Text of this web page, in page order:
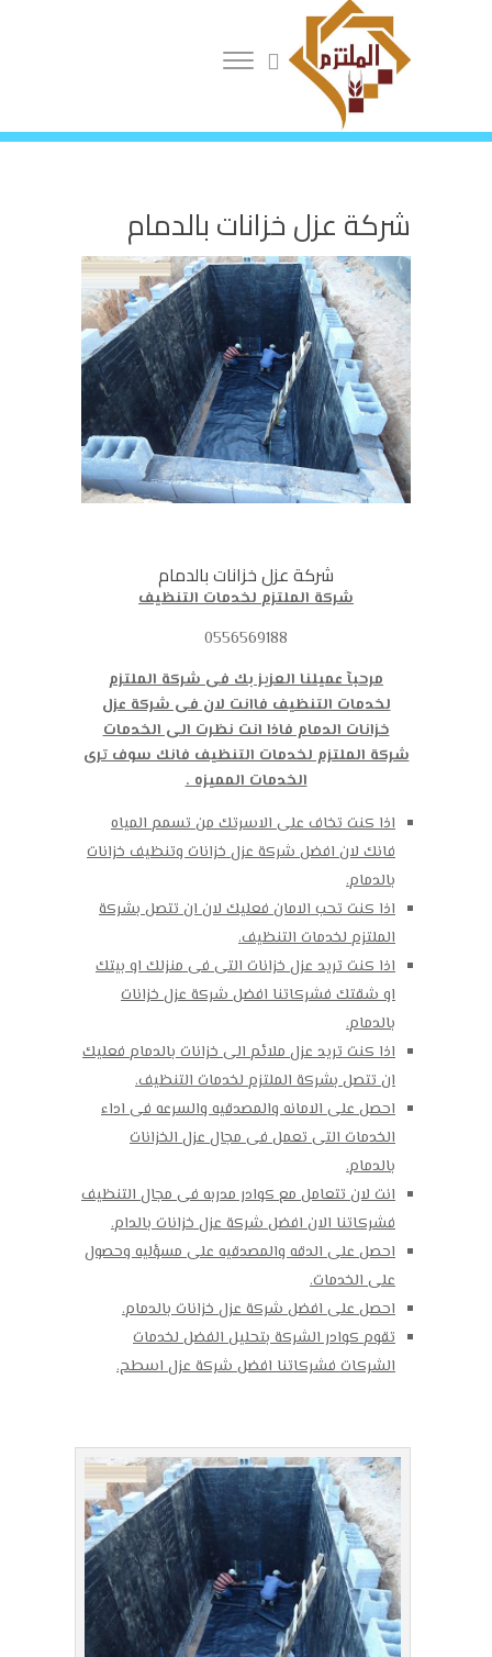
0556569188
شركة عزل خزانات بالدمام
شركة عزل خزانات بالدمام
شركة الملتزم لخدمات التنظيف
0556569188
مرحبآ عميلنا العزيز بك فى شركة الملتزم
لخدمات التنظيف فاانت لان فى شركة عزل
خزانات الدمام فاذا انت نظرت الى الخدمات
شركة الملتزم لخدمات التنظيف فانك سوف ترى
الخدمات المميزه .
اذا كنت تخاف على الاسرتك من تسمم المياه
فانك لان افضل شركة عزل خزانات وتنظيف خزانات
بالدمام.
اذا كنت تحب الامان فعليك لان ان تتصل بشركة
الملتزم لخدمات التنظيف.
اذا كنت تريد عزل خزانات التى فى منزلك او بيتك
او شقتك فشركاتنا افضل شركة عزل خزانات
بالدمام.
اذا كنت تريد عزل ملائم الى خزانات بالدمام فعليك
ان تتصل بشركة الملتزم لخدمات التنظيف.
احصل على الامانه والمصدقيه والسرعه فى اداء
الخدمات التى تعمل فى مجال عزل الخزانات
بالدمام.
انت لان تتعامل مع كوادر مدربه فى مجال التنظيف
فشركاتنا الان افضل شركة عزل خزانات بالدام.
احصل على الدقه والمصدقيه على مسؤليه وحصول
على الخدمات.
احصل على افضل شركة عزل خزانات بالدمام.
تقوم كوادر الشركة بتحليل الفضل لخدمات
الشركات فشركاتنا افضل شركة عزل اسطح.